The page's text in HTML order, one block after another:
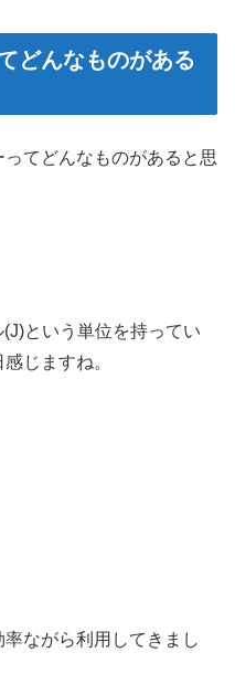
どんなものがある
てどんなものがあると思
という単位を持ってい
じますね。
ながら利用してきまし